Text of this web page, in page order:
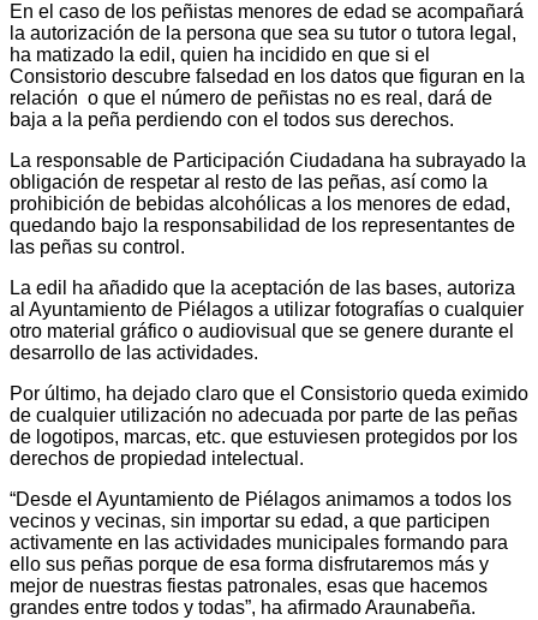
En el caso de los peñistas menores de edad se acompañará
la autorización de la persona que sea su tutor o tutora legal,
ha matizado la edil, quien ha incidido en que si el
Consistorio descubre falsedad en los datos que figuran en la
relación o que el número de peñistas no es real, dará de
baja a la peña perdiendo con el todos sus derechos.
La responsable de Participación Ciudadana ha subrayado la
obligación de respetar al resto de las peñas, así como la
prohibición de bebidas alcohólicas a los menores de edad,
quedando bajo la responsabilidad de los representantes de
las peñas su control.
La edil ha añadido que la aceptación de las bases, autoriza
al Ayuntamiento de Piélagos a utilizar fotografías o cualquier
otro material gráfico o audiovisual que se genere durante el
desarrollo de las actividades.
Por último, ha dejado claro que el Consistorio queda eximido
de cualquier utilización no adecuada por parte de las peñas
de logotipos, marcas, etc. que estuviesen protegidos por los
derechos de propiedad intelectual.
“Desde el Ayuntamiento de Piélagos animamos a todos los
vecinos y vecinas, sin importar su edad, a que participen
activamente en las actividades municipales formando para
ello sus peñas porque de esa forma disfrutaremos más y
mejor de nuestras fiestas patronales, esas que hacemos
grandes entre todos y todas”, ha afirmado Araunabeña.